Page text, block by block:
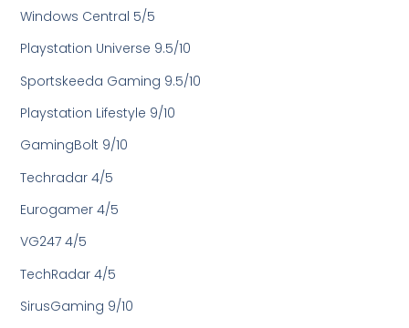
Windows Central 5/5
Playstation Universe 9.5/10
Sportskeeda Gaming 9.5/10
Playstation Lifestyle 9/10
GamingBolt 9/10
Techradar 4/5
Eurogamer 4/5
VG247 4/5
TechRadar 4/5
SirusGaming 9/10